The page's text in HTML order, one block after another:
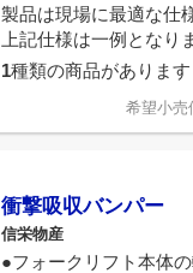
製品は現場に最適な仕
上記仕様は一例となり
1種類の商品があります
希望小売
衝撃吸収バンパー
信栄物産
●フォークリフト本体